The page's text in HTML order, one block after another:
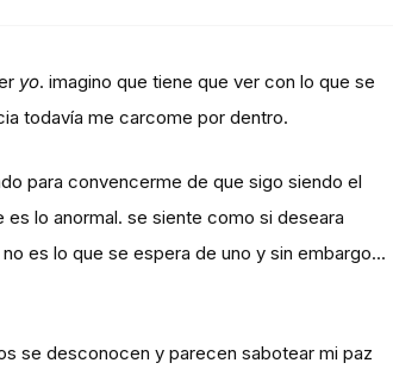
yo. imagino que tiene que ver con lo que se
todavía me carcome por dentro.
para convencerme de que sigo siendo el
lo anormal. se siente como si deseara
es lo que se espera de uno y sin embargo...
se desconocen y parecen sabotear mi paz